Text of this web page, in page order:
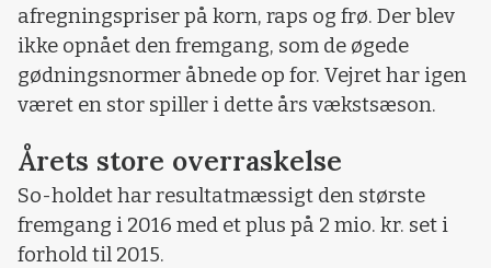
afregningspriser på korn, raps og frø. Der blev
ikke opnået den fremgang, som de øgede
gødningsnormer åbnede op for. Vejret har igen
været en stor spiller i dette års vækstsæson.
Årets store overraskelse
So-holdet har resultatmæssigt den største
fremgang i 2016 med et plus på 2 mio. kr. set i
forhold til 2015.